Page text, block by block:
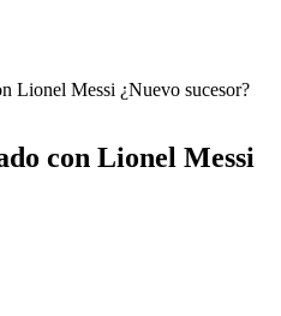
Lionel Messi ¿Nuevo sucesor?
con Lionel Messi